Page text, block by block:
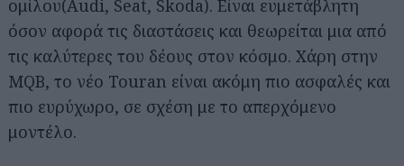
ομίλου(Audi, Seat, Skoda). Είναι ευμετάβλητη
όσον αφορά τις διαστάσεις και θεωρείται μια από
τις καλύτερες του δέους στον κόσμο. Χάρη στην
MQB, το νέο Touran είναι ακόμη πιο ασφαλές και
πιο ευρύχωρο, σε σχέση με το απερχόμενο
μοντέλο.